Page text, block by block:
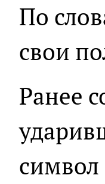
По
свои
Ранее
символ